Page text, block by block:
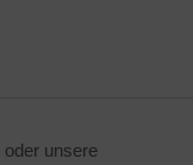
oder unsere